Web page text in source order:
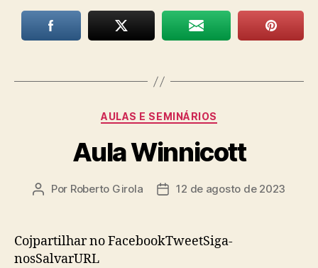
Categorias
AULAS E SEMINÁRIOS
Aula Winnicott
Autor
Por Roberto Girola
Data12 de agosto de 2023
Cojpartilhar no FacebookTweetSiga-
nosSalvarURL